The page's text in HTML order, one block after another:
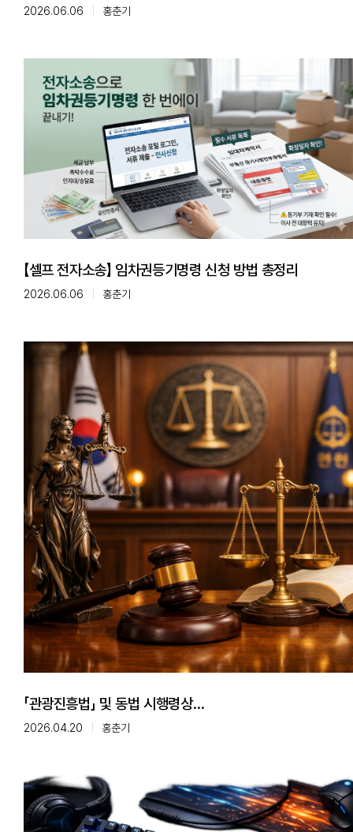
심층분석
2026.06.06 홍춘기
【셀프 전자소송】 임차권등기명령 신청 방법 총정리
2026.06.06 홍춘기
「관광진흥법」 및 동법 시행령상
'외국인관광도시민박업' 의 내국인 이용 금지 등 위헌적
2026.04.20 홍춘기